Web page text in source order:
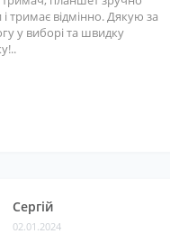
і тримає відмінно. Дякую за
у виборі та швидку
Сергій
02.01.2024